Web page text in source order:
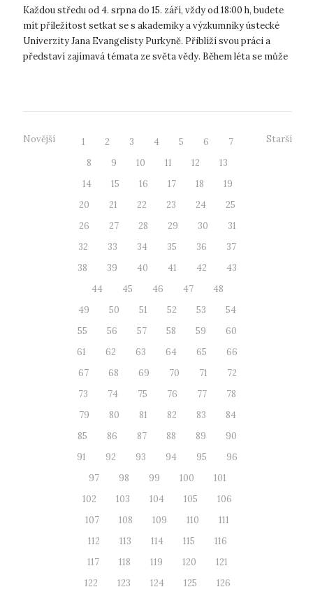
Každou středu od 4. srpna do 15. září, vždy od 18:00 h, budete
mít příležitost setkat se s akademiky a výzkumníky ústecké
Univerzity Jana Evangelisty Purkyně. Přiblíží svou práci a
představí zajímavá témata ze světa vědy. Během léta se může
Novější 1 2 3 4 5 6
7
8
9 10 11 12
13
14
15 16 17 18
19
20
21 22 23 24
25
26
27 28 29 30
31
32
33 34 35 36
37
38
39 40 41 42
43
44
45 46 47
48
49
50 51 52 53
54
55
56 57 58 59
60
61
62 63 64 65
66
67
68 69 70 71
72
73
74 75 76 77
78
79
80 81 82 83
84
85
86 87 88 89
90
91
92 93 94 95
96
97
98 99 100
101
102
103 104 105
106
107
108 109 110
111
112
113 114 115
116
117
118 119 120
121
122
123 124 125
126
Starší